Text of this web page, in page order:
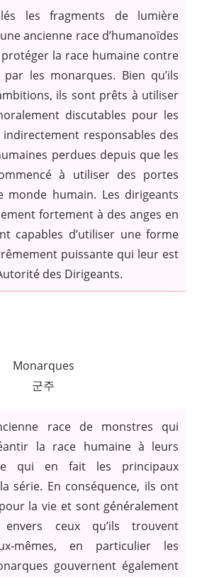
les fragments de lumière
ancienne race d’humanoïdes
la race humaine contre
par les monarques. Bien qu’ils
ils sont prêts à utiliser
discutables pour les
responsables des
perdues depuis que les
à utiliser des portes
monde humain. Les dirigeants
fortement à des anges en
capables d’utiliser une forme
puissante qui leur est
des Dirigeants.
Monarques
군주
race de monstres qui
la race humaine à leurs
qui en fait les principaux
série. En conséquence, ils ont
la vie et sont généralement
ceux qu’ils trouvent
mêmes, en particulier les
gouvernent également